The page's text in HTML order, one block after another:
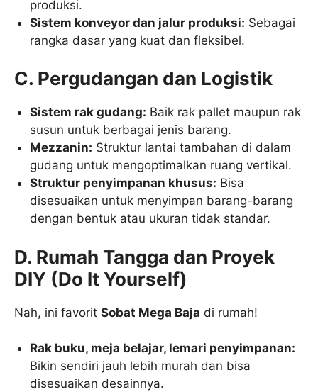
produksi.
Sistem konveyor dan jalur produksi: Sebagai
rangka dasar yang kuat dan fleksibel.
C. Pergudangan dan Logistik
Sistem rak gudang: Baik rak pallet maupun rak
susun untuk berbagai jenis barang.
Mezzanin: Struktur lantai tambahan di dalam
gudang untuk mengoptimalkan ruang vertikal.
Struktur penyimpanan khusus: Bisa
disesuaikan untuk menyimpan barang-barang
dengan bentuk atau ukuran tidak standar.
D. Rumah Tangga dan Proyek
DIY (Do It Yourself)
Nah, ini favorit Sobat Mega Baja di rumah!
Rak buku, meja belajar, lemari penyimpanan:
Bikin sendiri jauh lebih murah dan bisa
disesuaikan desainnya.